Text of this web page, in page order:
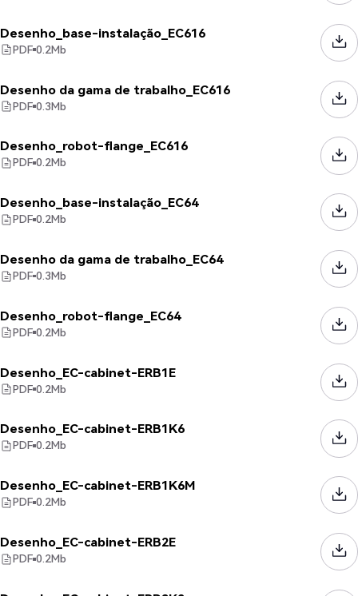
Desenho_base-instalação_EC616
PDF 0.2Mb
Desenho da gama de trabalho_EC616
PDF 0.3Mb
Desenho_robot-flange_EC616
PDF 0.2Mb
Desenho_base-instalação_EC64
PDF 0.2Mb
Desenho da gama de trabalho_EC64
PDF 0.3Mb
Desenho_robot-flange_EC64
PDF 0.2Mb
Desenho_EC-cabinet-ERB1E
PDF 0.2Mb
Desenho_EC-cabinet-ERB1K6
PDF 0.2Mb
Desenho_EC-cabinet-ERB1K6M
PDF 0.2Mb
Desenho_EC-cabinet-ERB2E
PDF 0.2Mb